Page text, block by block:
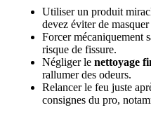
Utiliser un produit
devez éviter de
Forcer mécaniquement
risque de fissure.
Négliger le nettoyage
rallumer des odeurs.
Relancer le feu juste
consignes du pro,